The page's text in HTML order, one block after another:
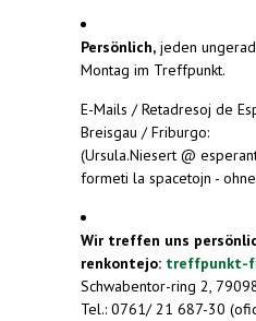
Persönlich, jeden
Montag im Treffpunkt.
E-Mails / Retadresoj de
Breisgau / Friburgo:
(Ursula.Niesert @
formeti la spacetojn -
Wir treffen uns
renkontejo: treffpunkt-
Schwabentor-ring 2,
Tel.: 0761/ 21 687-30